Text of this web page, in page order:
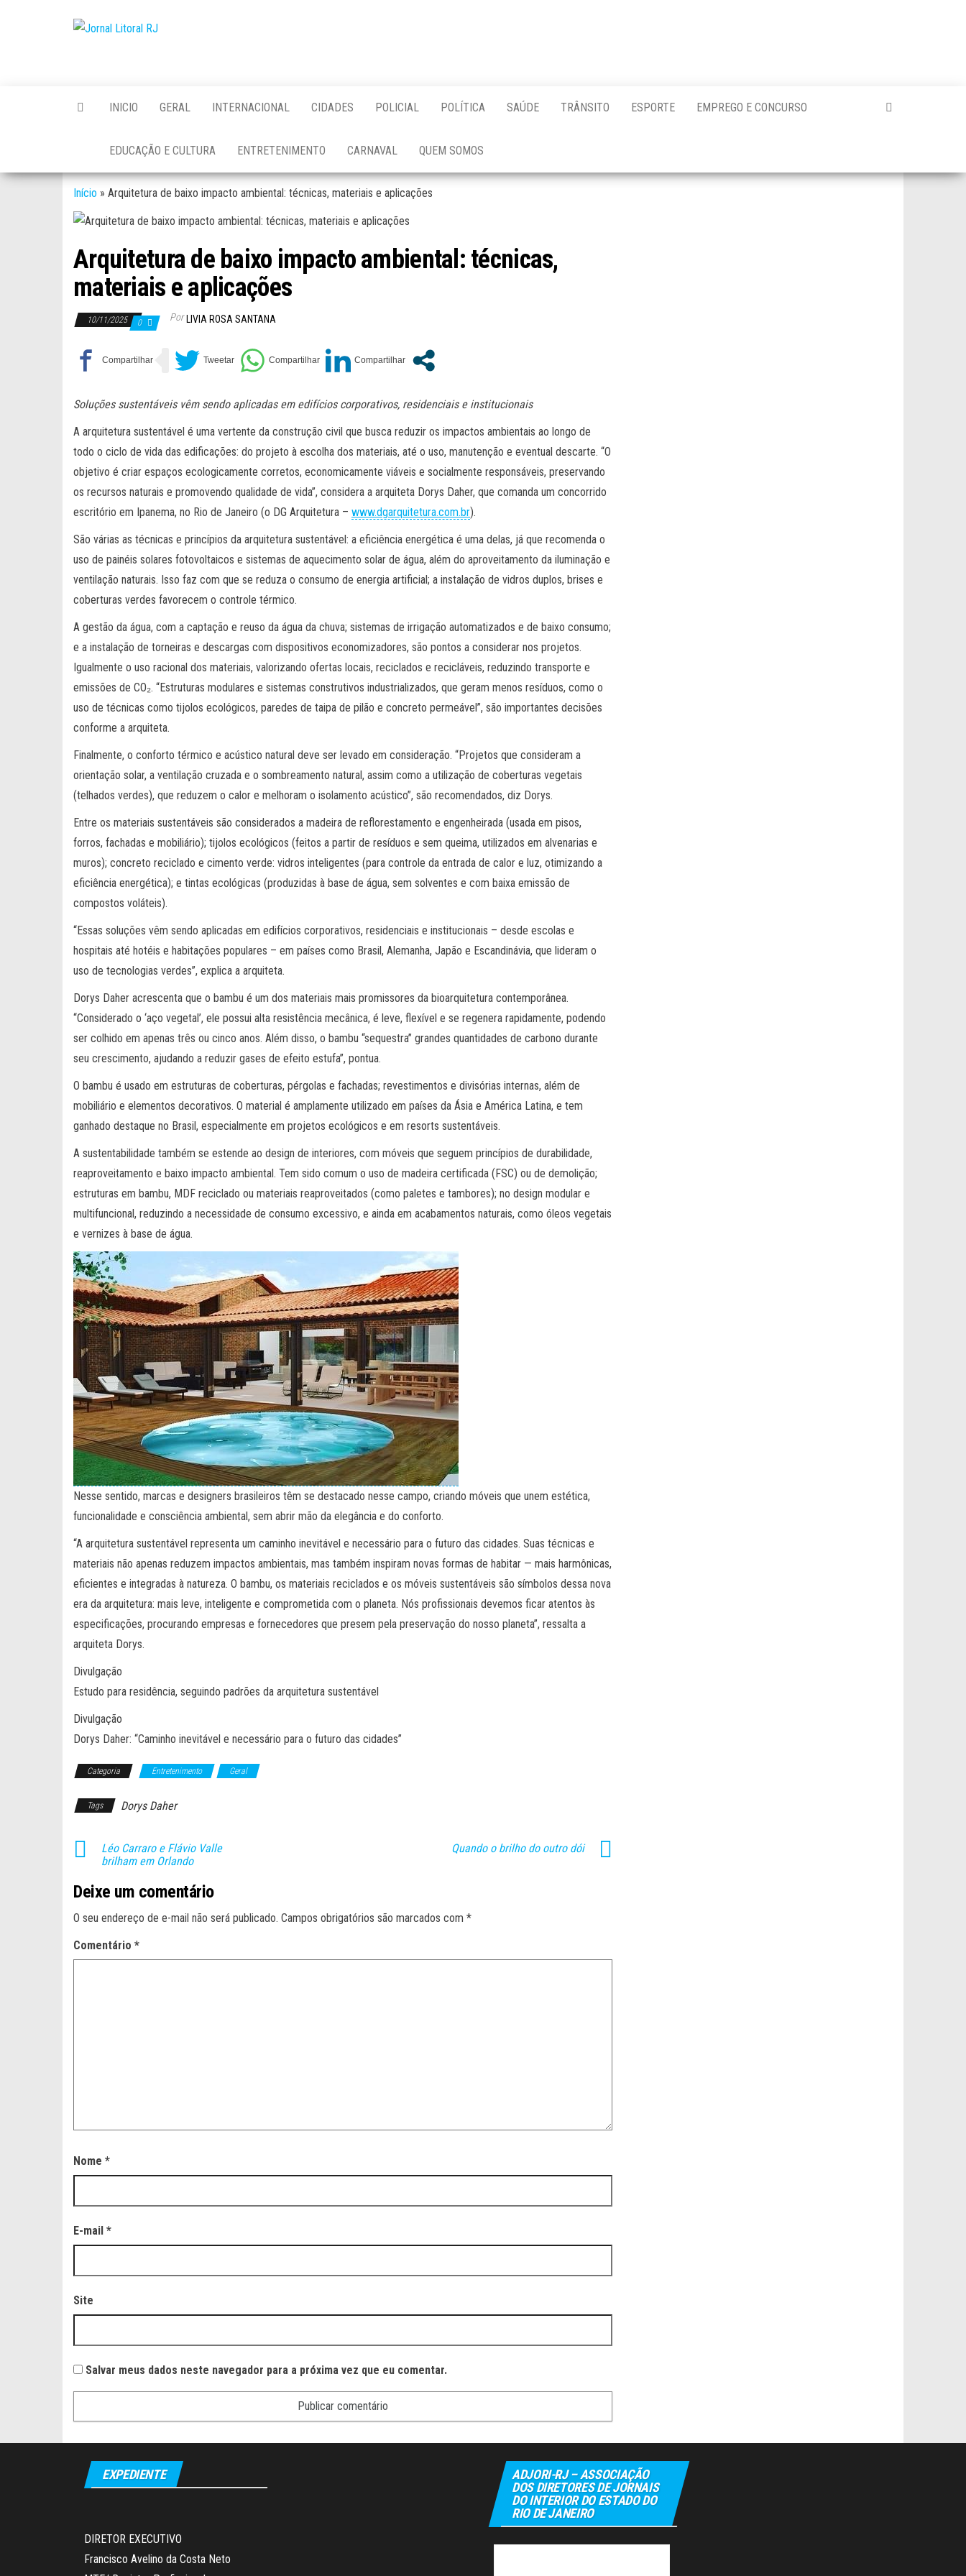
INICIO GERAL INTERNACIONAL CIDADES POLICIAL POLÍTICA SAÚDE TRÂNSITO ESPORTE EMPREGO E CONCURSO
EDUCAÇÃO E CULTURA ENTRETENIMENTO CARNAVAL QUEM SOMOS
Início » Arquitetura de baixo impacto ambiental: técnicas, materiais e aplicações
Arquitetura de baixo impacto ambiental: técnicas,
materiais e aplicações
10/11/2025 0 Por LIVIA ROSA SANTANA
Soluções sustentáveis vêm sendo aplicadas em edifícios corporativos, residenciais e institucionais
A arquitetura sustentável é uma vertente da construção civil que busca reduzir os impactos ambientais ao longo de
todo o ciclo de vida das edificações: do projeto à escolha dos materiais, até o uso, manutenção e eventual descarte. “O
objetivo é criar espaços ecologicamente corretos, economicamente viáveis e socialmente responsáveis, preservando
os recursos naturais e promovendo qualidade de vida”, considera a arquiteta Dorys Daher, que comanda um concorrido
escritório em Ipanema, no Rio de Janeiro (o DG Arquitetura – www.dgarquitetura.com.br).
São várias as técnicas e princípios da arquitetura sustentável: a eficiência energética é uma delas, já que recomenda o
uso de painéis solares fotovoltaicos e sistemas de aquecimento solar de água, além do aproveitamento da iluminação e
ventilação naturais. Isso faz com que se reduza o consumo de energia artificial; a instalação de vidros duplos, brises e
coberturas verdes favorecem o controle térmico.
A gestão da água, com a captação e reuso da água da chuva; sistemas de irrigação automatizados e de baixo consumo;
e a instalação de torneiras e descargas com dispositivos economizadores, são pontos a considerar nos projetos.
Igualmente o uso racional dos materiais, valorizando ofertas locais, reciclados e recicláveis, reduzindo transporte e
emissões de CO₂. “Estruturas modulares e sistemas construtivos industrializados, que geram menos resíduos, como o
uso de técnicas como tijolos ecológicos, paredes de taipa de pilão e concreto permeável”, são importantes decisões
conforme a arquiteta.
Finalmente, o conforto térmico e acústico natural deve ser levado em consideração. “Projetos que consideram a
orientação solar, a ventilação cruzada e o sombreamento natural, assim como a utilização de coberturas vegetais
(telhados verdes), que reduzem o calor e melhoram o isolamento acústico”, são recomendados, diz Dorys.
Entre os materiais sustentáveis são considerados a madeira de reflorestamento e engenheirada (usada em pisos,
forros, fachadas e mobiliário); tijolos ecológicos (feitos a partir de resíduos e sem queima, utilizados em alvenarias e
muros); concreto reciclado e cimento verde: vidros inteligentes (para controle da entrada de calor e luz, otimizando a
eficiência energética); e tintas ecológicas (produzidas à base de água, sem solventes e com baixa emissão de
compostos voláteis).
“Essas soluções vêm sendo aplicadas em edifícios corporativos, residenciais e institucionais – desde escolas e
hospitais até hotéis e habitações populares – em países como Brasil, Alemanha, Japão e Escandinávia, que lideram o
uso de tecnologias verdes”, explica a arquiteta.
Dorys Daher acrescenta que o bambu é um dos materiais mais promissores da bioarquitetura contemporânea.
“Considerado o ‘aço vegetal’, ele possui alta resistência mecânica, é leve, flexível e se regenera rapidamente, podendo
ser colhido em apenas três ou cinco anos. Além disso, o bambu “sequestra” grandes quantidades de carbono durante
seu crescimento, ajudando a reduzir gases de efeito estufa”, pontua.
O bambu é usado em estruturas de coberturas, pérgolas e fachadas; revestimentos e divisórias internas, além de
mobiliário e elementos decorativos. O material é amplamente utilizado em países da Ásia e América Latina, e tem
ganhado destaque no Brasil, especialmente em projetos ecológicos e em resorts sustentáveis.
A sustentabilidade também se estende ao design de interiores, com móveis que seguem princípios de durabilidade,
reaproveitamento e baixo impacto ambiental. Tem sido comum o uso de madeira certificada (FSC) ou de demolição;
estruturas em bambu, MDF reciclado ou materiais reaproveitados (como paletes e tambores); no design modular e
multifuncional, reduzindo a necessidade de consumo excessivo, e ainda em acabamentos naturais, como óleos vegetais
e vernizes à base de água.
Nesse sentido, marcas e designers brasileiros têm se destacado nesse campo, criando móveis que unem estética,
funcionalidade e consciência ambiental, sem abrir mão da elegância e do conforto.
“A arquitetura sustentável representa um caminho inevitável e necessário para o futuro das cidades. Suas técnicas e
materiais não apenas reduzem impactos ambientais, mas também inspiram novas formas de habitar — mais harmônicas,
eficientes e integradas à natureza. O bambu, os materiais reciclados e os móveis sustentáveis são símbolos dessa nova
era da arquitetura: mais leve, inteligente e comprometida com o planeta. Nós profissionais devemos ficar atentos às
especificações, procurando empresas e fornecedores que presem pela preservação do nosso planeta”, ressalta a
arquiteta Dorys.
Divulgação
Estudo para residência, seguindo padrões da arquitetura sustentável
Divulgação
Dorys Daher: “Caminho inevitável e necessário para o futuro das cidades”
Categoria Entretenimento Geral
Tags Dorys Daher
Léo Carraro e Flávio Valle
brilham em Orlando
Quando o brilho do outro dói
Deixe um comentário
O seu endereço de e-mail não será publicado. Campos obrigatórios são marcados com *
Comentário *
Nome *
E-mail *
Site
Salvar meus dados neste navegador para a próxima vez que eu comentar.
EXPEDIENTE
DIRETOR EXECUTIVO
Francisco Avelino da Costa Neto
ADJORI-RJ – ASSOCIAÇÃO
DOS DIRETORES DE JORNAIS
DO INTERIOR DO ESTADO DO
RIO DE JANEIRO